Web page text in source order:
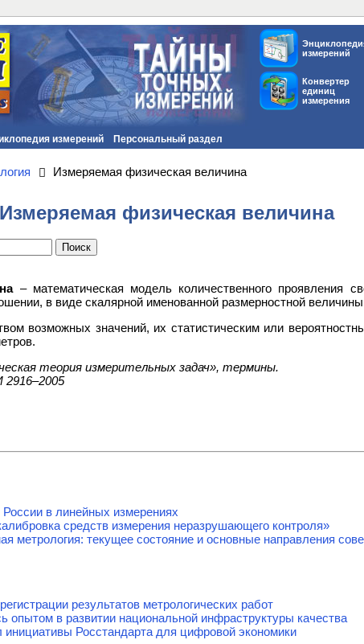
измерений
Конвертер
единиц
измерения
измерений Персональный раздел
Измеряемая физическая величина
Измеряемая физическая величина
– математическая модель количественного проявления
в виде скалярной именованной размерностной
возможных значений, их статистическим или
теория измерительных задач», термины.
в линейных измерениях
средств измерения неразрушающего контроля»
метрология: текущее состояние и основные направления
результатов метрологических работ
опытом в развитии национальной инфраструктуры качества
Росстандарта для цифровой экономики